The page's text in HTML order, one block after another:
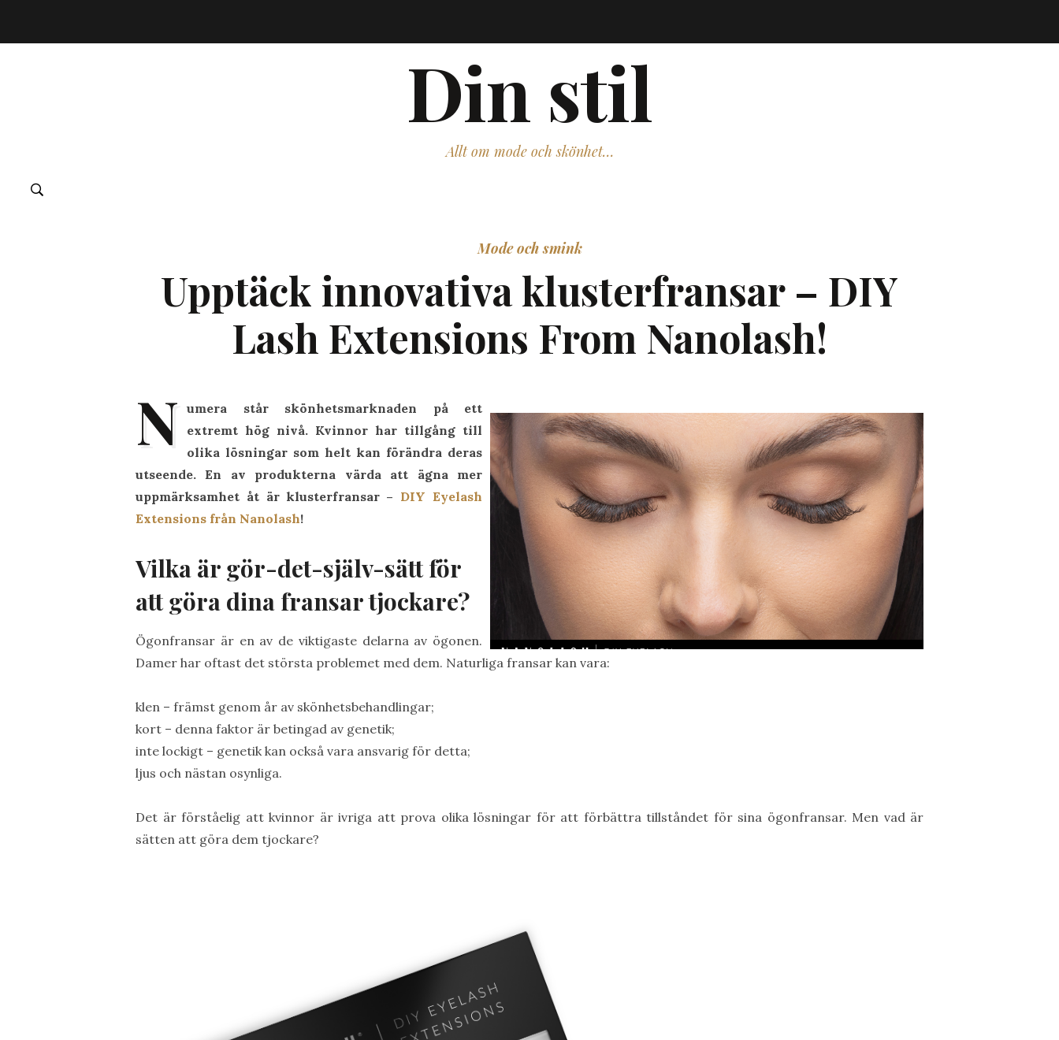
Din stil
Allt om mode och skönhet…
Mode och smink
Upptäck innovativa klusterfransar – DIY
Lash Extensions From Nanolash!
N umera står skönhetsmarknaden på ett
extremt hög nivå. Kvinnor har tillgång till
olika lösningar som helt kan förändra deras
utseende. En av produkterna värda att ägna mer
uppmärksamhet åt är klusterfransar – DIY Eyelash
Extensions från Nanolash!
Vilka är gör-det-själv-sätt för
att göra dina fransar tjockare?
Ögonfransar är en av de viktigaste delarna av ögonen.
Damer har oftast det största problemet med dem. Naturliga fransar kan vara:
klen – främst genom år av skönhetsbehandlingar;
kort – denna faktor är betingad av genetik;
inte lockigt – genetik kan också vara ansvarig för detta;
ljus och nästan osynliga.
Det är förståelig att kvinnor är ivriga att prova olika lösningar för att förbättra tillståndet för sina ögonfransar. Men vad är
sätten att göra dem tjockare?